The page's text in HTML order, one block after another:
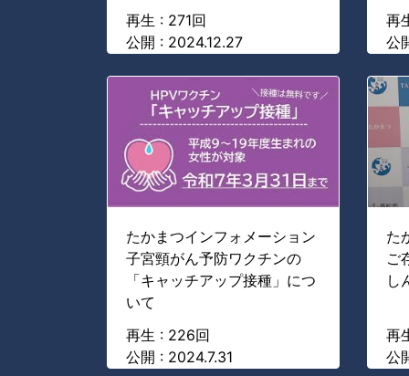
再生 : 271回
公開 : 2024.12.27
再
公
たかまつインフォメーション
子宮頸がん予防ワクチンの
「キャッチアップ接種」につ
いて
再生 : 226回
公開 : 2024.7.31
た
ご
し
再
公